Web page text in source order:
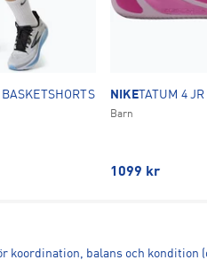
NIKETATUM 4
Barn
1099 kr
koordination, balans och